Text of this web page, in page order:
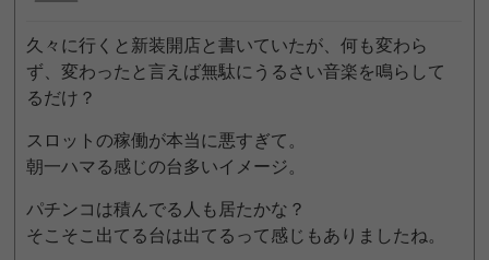
久々に行くと新装開店と書いていたが、何も変わら
ず、変わったと言えば無駄にうるさい音楽を鳴らして
るだけ？
スロットの稼働が本当に悪すぎて。
朝一ハマる感じの台多いイメージ。
パチンコは積んでる人も居たかな？
そこそこ出てる台は出てるって感じもありましたね。